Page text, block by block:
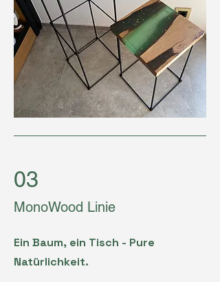
03
MonoWood Linie
Ein Baum, ein Tisch - Pure
Natürlichkeit.